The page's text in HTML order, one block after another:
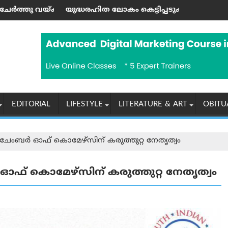
ജയശങ്കര്‍ പിള്ള
ലോകം കെട്ടിപ്പടുക്കാന്‍ ആഹ്വാനം ചെയ്ത ഹിരോഷിമ
യൂണിയൻ
EDITORIAL LIFESTYLE LITERATURE & ART
ഓഫ് കൊമേഴ്‌സിന് കരുത്തുറ്റ നേതൃത്വം
കൊമേഴ്‌സിന് കരുത്തുറ്റ നേതൃത്വം